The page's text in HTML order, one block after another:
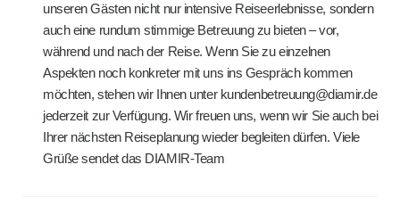
unseren Gästen nicht nur intensive Reiseerlebnisse, sondern
auch eine rundum stimmige Betreuung zu bieten – vor,
während und nach der Reise. Wenn Sie zu einzelnen
Aspekten noch konkreter mit uns ins Gespräch kommen
möchten, stehen wir Ihnen unter kundenbetreuung@diamir.de
jederzeit zur Verfügung. Wir freuen uns, wenn wir Sie auch bei
Ihrer nächsten Reiseplanung wieder begleiten dürfen. Viele
Grüße sendet das DIAMIR-Team